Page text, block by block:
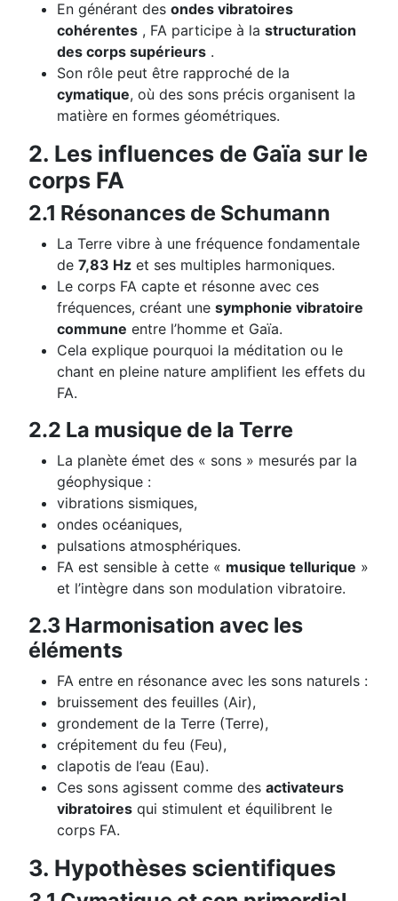
En générant des ondes vibratoires
cohérentes , FA participe à la structuration
des corps supérieurs .
Son rôle peut être rapproché de la
cymatique, où des sons précis organisent la
matière en formes géométriques.
2. Les influences de Gaïa sur le
corps FA
2.1 Résonances de Schumann
La Terre vibre à une fréquence fondamentale
de 7,83 Hz et ses multiples harmoniques.
Le corps FA capte et résonne avec ces
fréquences, créant une symphonie vibratoire
commune entre l’homme et Gaïa.
Cela explique pourquoi la méditation ou le
chant en pleine nature amplifient les effets du
FA.
2.2 La musique de la Terre
La planète émet des « sons » mesurés par la
géophysique :
vibrations sismiques,
ondes océaniques,
pulsations atmosphériques.
FA est sensible à cette « musique tellurique »
et l’intègre dans son modulation vibratoire.
2.3 Harmonisation avec les
éléments
FA entre en résonance avec les sons naturels :
bruissement des feuilles (Air),
grondement de la Terre (Terre),
crépitement du feu (Feu),
clapotis de l’eau (Eau).
Ces sons agissent comme des activateurs
vibratoires qui stimulent et équilibrent le
corps FA.
3. Hypothèses scientifiques